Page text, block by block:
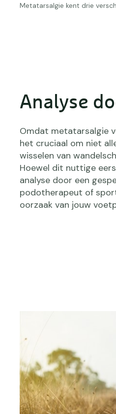
Metatarsalgie kent drie
Analyse
Omdat metatarsalgie
het cruciaal om niet
wisselen van
Hoewel dit nuttige
analyse door een
podotherapeut of
oorzaak van jouw